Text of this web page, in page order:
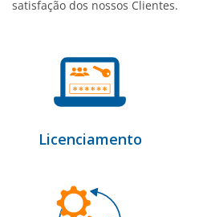
satisfação dos nossos Clientes.
Licenciamento